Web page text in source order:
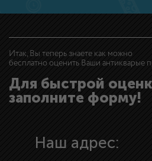
Итак, Вы теперь знаете как можно
бесплатно оценить Ваши антикварые
Для быстрой
заполните форму!
Наш адрес: